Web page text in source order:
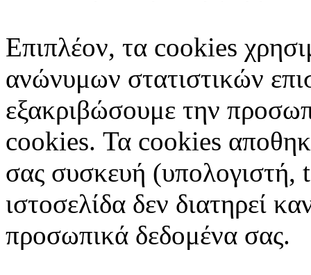
Επιπλέον, τα cookies
ανώνυμων στατιστικών
εξακριβώσουμε την
cookies. Τα cookies
σας συσκευή (υπολογιστή,
ιστοσελίδα δεν διατηρεί
προσωπικά δεδομένα σας.